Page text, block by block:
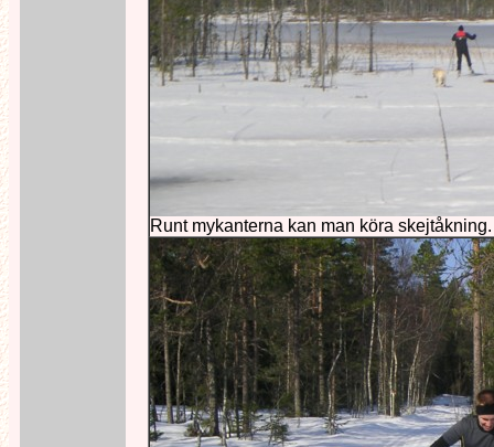
Runt mykanterna kan man köra skejtåkning.